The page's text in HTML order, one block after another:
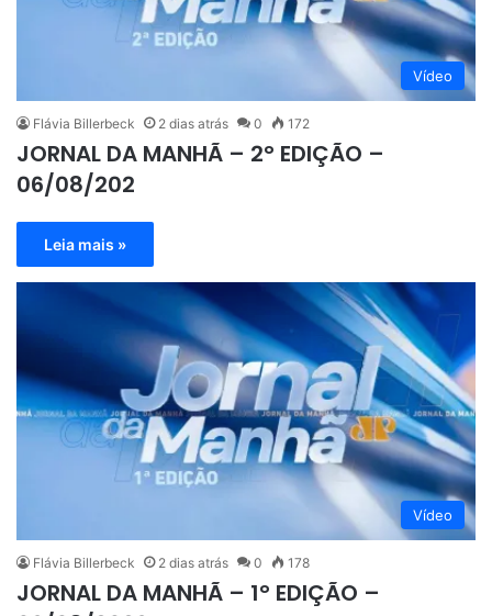
Vídeo
Flávia Billerbeck 2 dias atrás 0 172
JORNAL DA MANHÃ – 2° EDIÇÃO –
06/08/202
Leia mais »
Vídeo
Flávia Billerbeck 2 dias atrás 0 178
JORNAL DA MANHÃ – 1° EDIÇÃO –